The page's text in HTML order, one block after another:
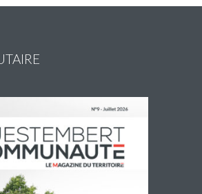
: une escapade à Damgan ou
pour 2€ l’A/R
propose une navette du jeudi
2026 afin de compléter l’offre de
pour profiter de sorties et loisirs